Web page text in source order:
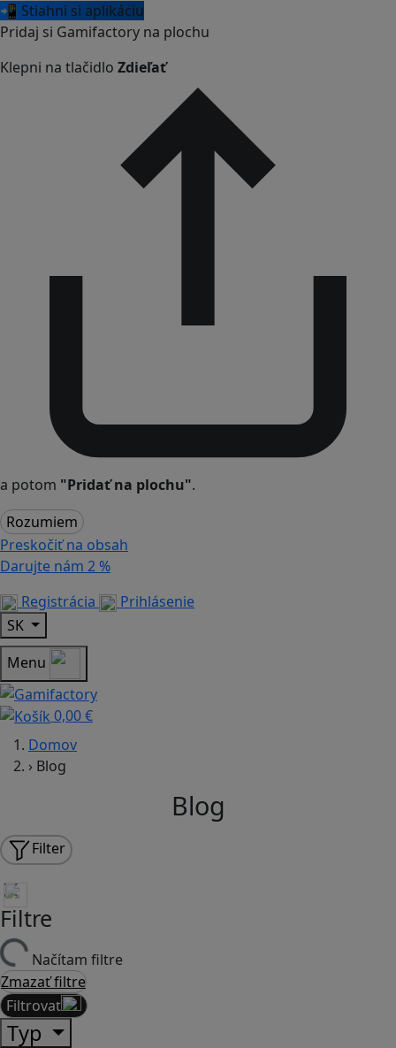
📲 Stiahni si aplikáciu
Pridaj si Gamifactory na plochu
Klepni na tlačidlo Zdieľať
a potom "Pridať na plochu".
Rozumiem
Preskočiť na obsah
Darujte nám 2 %
Registrácia
Prihlásenie
SK
Menu
0,00 €
Domov
› Blog
Blog
Filter
Filtre
Načítam filtre
Zmazať filtre
Filtrovať
Typ